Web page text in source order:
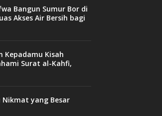
Bangun Sumur Bor di
Akses Air Bersih bagi
Kepadamu Kisah
Surat al-Kahfi,
Nikmat yang Besar